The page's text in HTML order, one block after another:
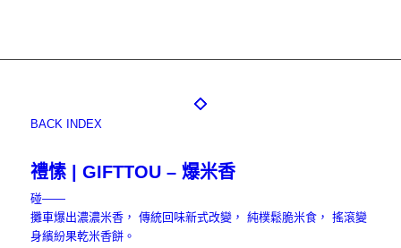
BACK INDEX
禮愫 | GIFTTOU – 爆米香
碰——
攤車爆出濃濃米香， 傳統回味新式改變， 純樸鬆脆米食， 搖滾變
身繽紛果乾米香餅。